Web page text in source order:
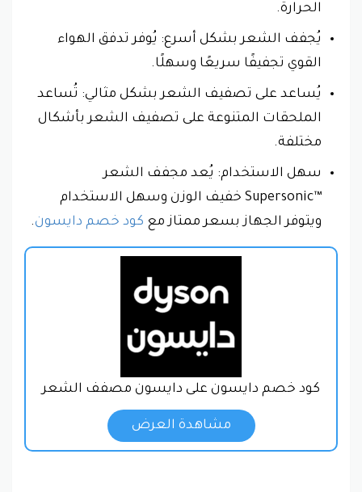
الحرارة.
يُجفف الشعر بشكل أسرع: يُوفر تدفق الهواء
القوي تجفيفًا سريعًا وسهلًا.
يُساعد على تصفيف الشعر بشكل مثالي: تُساعد
الملحقات المتنوعة على تصفيف الشعر بأشكال
مختلفة.
سهل الاستخدام: يُعد مجفف الشعر
Supersonic™‎ خفيف الوزن وسهل الاستخدام
ويتوفر الجهاز بسعر ممتاز مع كود خصم دايسون.
كود خصم دايسون على دايسون مصفف الشعر
مشاهدة العرض